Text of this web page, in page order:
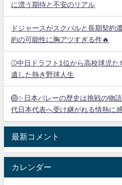
に漂う期待と不安のリアル
ドジャースがスクバルと長期契約
約の可能性に胸アツすぎる件🔥
⚾中日ドラフト1位から高校球児
遺した熱き野球人生
🏐✨日本バレーの歴史は挑戦の物
代日本代表へ受け継がれる情熱に
最新コメント
カレンダー